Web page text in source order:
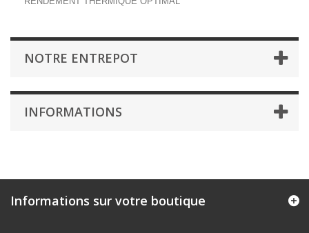
NOTRE ENTREPOT
INFORMATIONS
Informations sur votre boutique